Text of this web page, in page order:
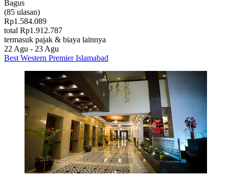
Bagus
(85 ulasan)
Rp1.584.089
total Rp1.912.787
termasuk pajak & biaya lainnya
22 Agu - 23 Agu
Best Western Premier Islamabad